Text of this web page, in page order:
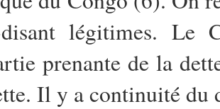
légitimes. Le
prenante de la
Il y a continuité du